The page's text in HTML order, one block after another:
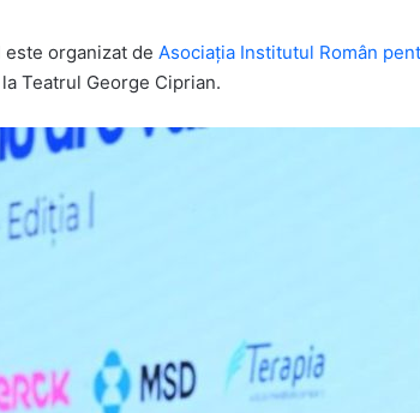
este organizat de Asociația Institutul Român
Teatrul George Ciprian.